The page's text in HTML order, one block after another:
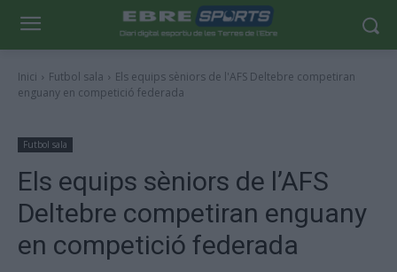
Inici Futbol sala
Els equips sèniors de l'AFS Deltebre competiran
enguany en competició federada
Futbol sala
Els equips sèniors de l’AFS
Deltebre competiran enguany
en competició federada